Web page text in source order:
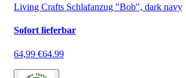
Living Crafts Schlafanzug "Bob", dark navy
Sofort lieferbar
64,99 €64.99